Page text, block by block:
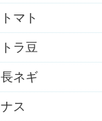
トマト
トラ豆
長ネギ
ナス